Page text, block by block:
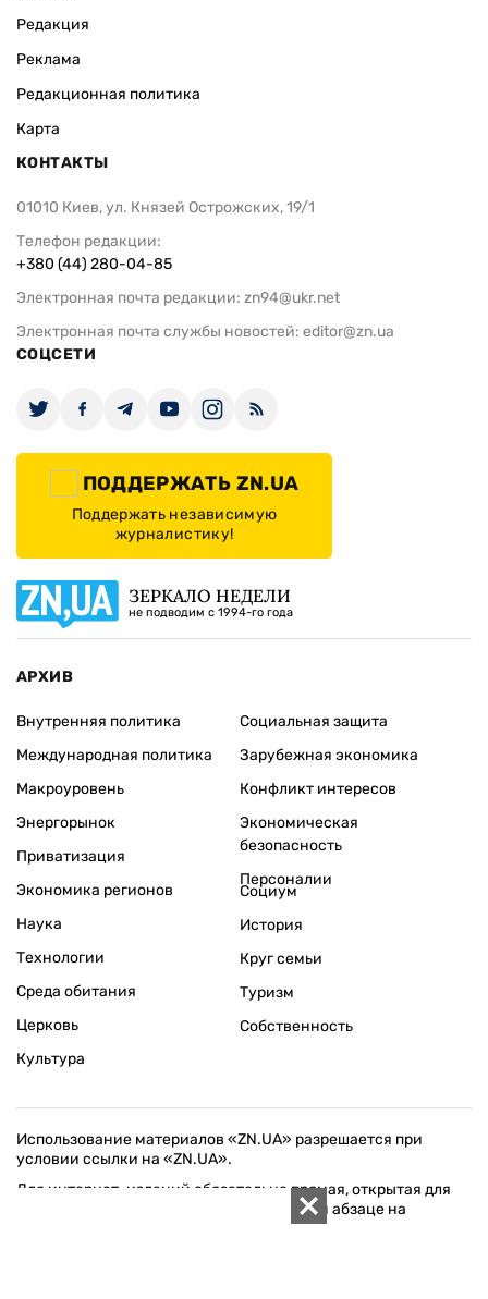
Редакция
Реклама
Редакционная политика
Карта
КОНТАКТЫ
01010 Киев, ул. Князей Острожских, 19/1
Телефон редакции:
+380 (44) 280-04-85
Электронная почта редакции: zn94@ukr.net
Электронная почта службы новостей: editor@zn.ua
СОЦСЕТИ
ПОДДЕРЖАТЬ ZN.UA
Поддержать независимую
журналистику!
ЗЕРКАЛО НЕДЕЛИ
не подводим с 1994-го года
АРХИВ
Внутренняя политика
Международная политика
Макроуровень
Энергорынок
Приватизация
Экономика регионов
Социальная защита
Зарубежная экономика
Конфликт интересов
Экономическая
безопасность
Персоналии
Наука
Технологии
Среда обитания
Церковь
Культура
Социум
История
Круг семьи
Туризм
Собственность
Использование материалов «ZN.UA» разрешается при
условии ссылки на «ZN.UA».
Для интернет-изданий обязательна прямая, открытая для
поисковых систем, гиперссылка в первом абзаце на